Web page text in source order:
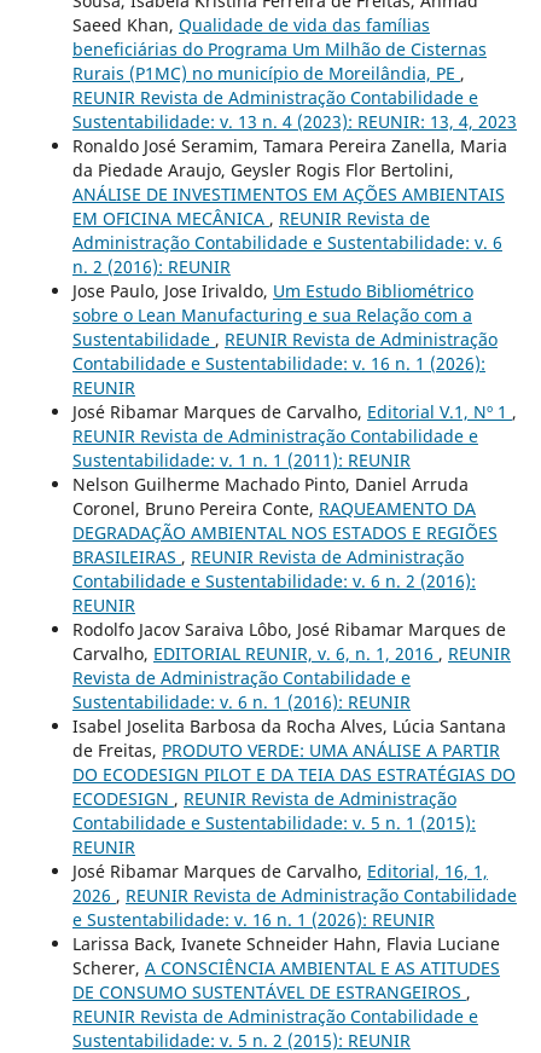
Saeed Khan, Qualidade de vida das famílias
beneficiárias do Programa Um Milhão de Cisternas
Rurais (P1MC) no município de Moreilândia, PE ,
REUNIR Revista de Administração Contabilidade e
Sustentabilidade: v. 13 n. 4 (2023): REUNIR: 13, 4, 2023
Ronaldo José Seramim, Tamara Pereira Zanella, Maria
da Piedade Araujo, Geysler Rogis Flor Bertolini,
ANÁLISE DE INVESTIMENTOS EM AÇÕES AMBIENTAIS
EM OFICINA MECÂNICA , REUNIR Revista de
Administração Contabilidade e Sustentabilidade: v. 6
n. 2 (2016): REUNIR
Jose Paulo, Jose Irivaldo, Um Estudo Bibliométrico
sobre o Lean Manufacturing e sua Relação com a
Sustentabilidade , REUNIR Revista de Administração
Contabilidade e Sustentabilidade: v. 16 n. 1 (2026):
REUNIR
José Ribamar Marques de Carvalho, Editorial V.1, Nº 1 ,
REUNIR Revista de Administração Contabilidade e
Sustentabilidade: v. 1 n. 1 (2011): REUNIR
Nelson Guilherme Machado Pinto, Daniel Arruda
Coronel, Bruno Pereira Conte, RAQUEAMENTO DA
DEGRADAÇÃO AMBIENTAL NOS ESTADOS E REGIÕES
BRASILEIRAS , REUNIR Revista de Administração
Contabilidade e Sustentabilidade: v. 6 n. 2 (2016):
REUNIR
Rodolfo Jacov Saraiva Lôbo, José Ribamar Marques de
Carvalho, EDITORIAL REUNIR, v. 6, n. 1, 2016 , REUNIR
Revista de Administração Contabilidade e
Sustentabilidade: v. 6 n. 1 (2016): REUNIR
Isabel Joselita Barbosa da Rocha Alves, Lúcia Santana
de Freitas, PRODUTO VERDE: UMA ANÁLISE A PARTIR
DO ECODESIGN PILOT E DA TEIA DAS ESTRATÉGIAS DO
ECODESIGN , REUNIR Revista de Administração
Contabilidade e Sustentabilidade: v. 5 n. 1 (2015):
REUNIR
José Ribamar Marques de Carvalho, Editorial, 16, 1,
2026 , REUNIR Revista de Administração Contabilidade
e Sustentabilidade: v. 16 n. 1 (2026): REUNIR
Larissa Back, Ivanete Schneider Hahn, Flavia Luciane
Scherer, A CONSCIÊNCIA AMBIENTAL E AS ATITUDES
DE CONSUMO SUSTENTÁVEL DE ESTRANGEIROS ,
REUNIR Revista de Administração Contabilidade e
Sustentabilidade: v. 5 n. 2 (2015): REUNIR